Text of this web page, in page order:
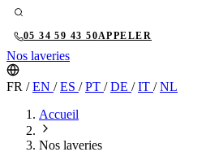
05 34 59 43 50APPELER
Nos laveries
FR /EN /ES /PT /DE /IT /NL
Accueil
Nos laveries